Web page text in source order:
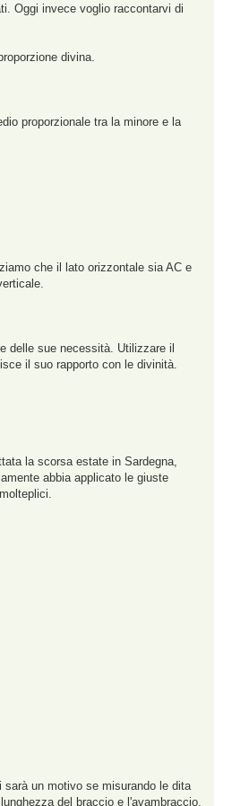
Oggi invece voglio raccontarvi di
divina.
proporzionale tra la minore e la
che il lato orizzontale sia AC e
delle sue necessità. Utilizzare il
il suo rapporto con le divinità.
la scorsa estate in Sardegna,
abbia applicato le giuste
un motivo se misurando le dita
del braccio e l'avambraccio,